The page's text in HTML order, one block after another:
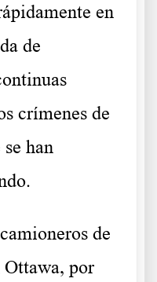
en
de
crímenes de
han
de
Ottawa, por